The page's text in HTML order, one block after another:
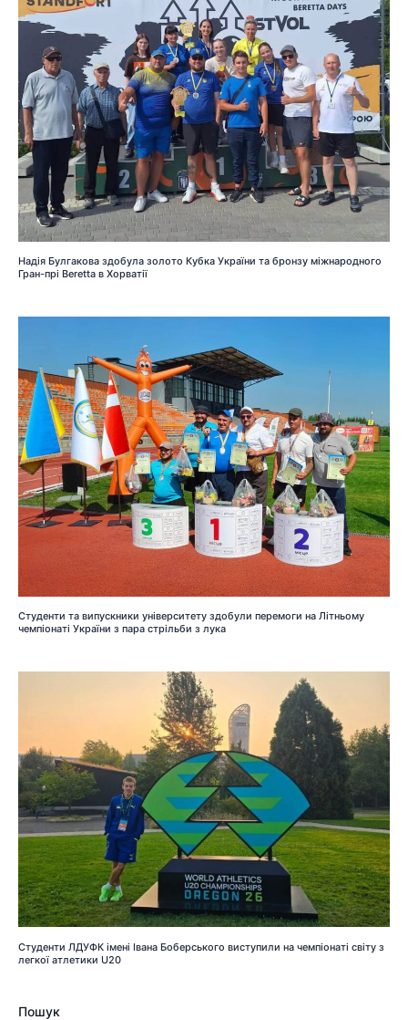
Надія Булгакова здобула золото Кубка України та бронзу міжнародного
Гран-прі Beretta в Хорватії
Студенти та випускники університету здобули перемоги на Літньому
чемпіонаті України з пара стрільби з лука
Студенти ЛДУФК імені Івана Боберського виступили на чемпіонаті світу з
легкої атлетики U20
Пошук